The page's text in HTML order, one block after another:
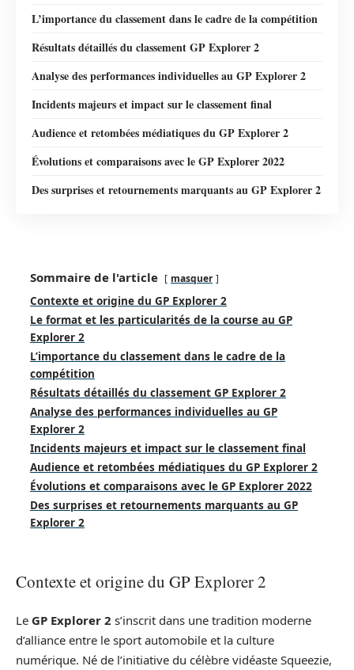
L’importance du classement dans le cadre de la compétition
Résultats détaillés du classement GP Explorer 2
Analyse des performances individuelles au GP Explorer 2
Incidents majeurs et impact sur le classement final
Audience et retombées médiatiques du GP Explorer 2
Évolutions et comparaisons avec le GP Explorer 2022
Des surprises et retournements marquants au GP Explorer 2
Sommaire de l'article masquer
Contexte et origine du GP Explorer 2
Le format et les particularités de la course au GP
Explorer 2
L’importance du classement dans le cadre de la
compétition
Résultats détaillés du classement GP Explorer 2
Analyse des performances individuelles au GP
Explorer 2
Incidents majeurs et impact sur le classement final
Audience et retombées médiatiques du GP Explorer 2
Évolutions et comparaisons avec le GP Explorer 2022
Des surprises et retournements marquants au GP
Explorer 2
Contexte et origine du GP Explorer 2
Le GP Explorer 2 s’inscrit dans une tradition moderne
d’alliance entre le sport automobile et la culture
numérique. Né de l’initiative du célèbre vidéaste Squeezie,